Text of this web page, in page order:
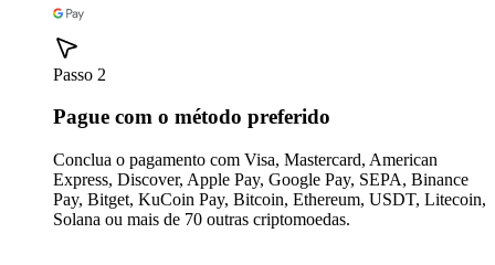
Passo 2
Pague com o método preferido
Conclua o pagamento com Visa, Mastercard, American
Express, Discover, Apple Pay, Google Pay, SEPA, Binance
Pay, Bitget, KuCoin Pay, Bitcoin, Ethereum, USDT, Litecoin,
Solana ou mais de 70 outras criptomoedas.